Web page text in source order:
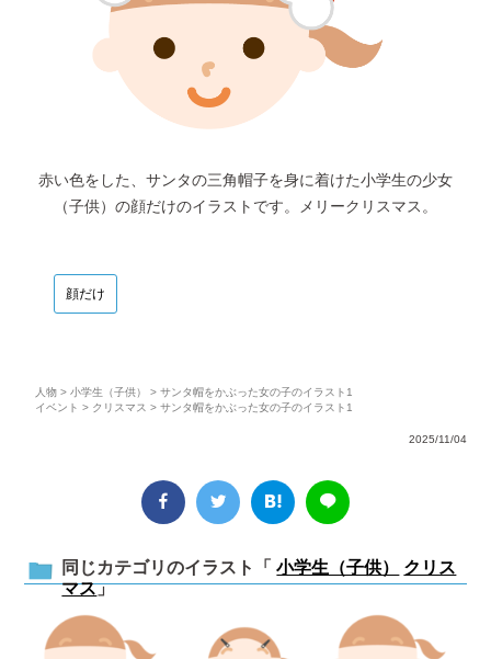
赤い色をした、サンタの三角帽子を身に着けた小学生の少女
（子供）の顔だけのイラストです。メリークリスマス。
顔だけ
人物 >小学生（子供）
> サンタ帽をかぶった女の子のイラスト1
イベント > クリスマス > サンタ帽をかぶった女の子のイラスト1
2025/11/04
同じカテゴリのイラスト「 小学生（子供）
クリス
マス」